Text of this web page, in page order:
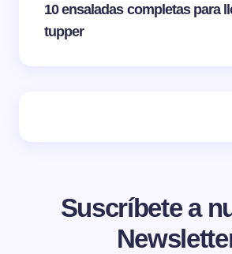
10 ensaladas completas para
tupper
Suscríbete a